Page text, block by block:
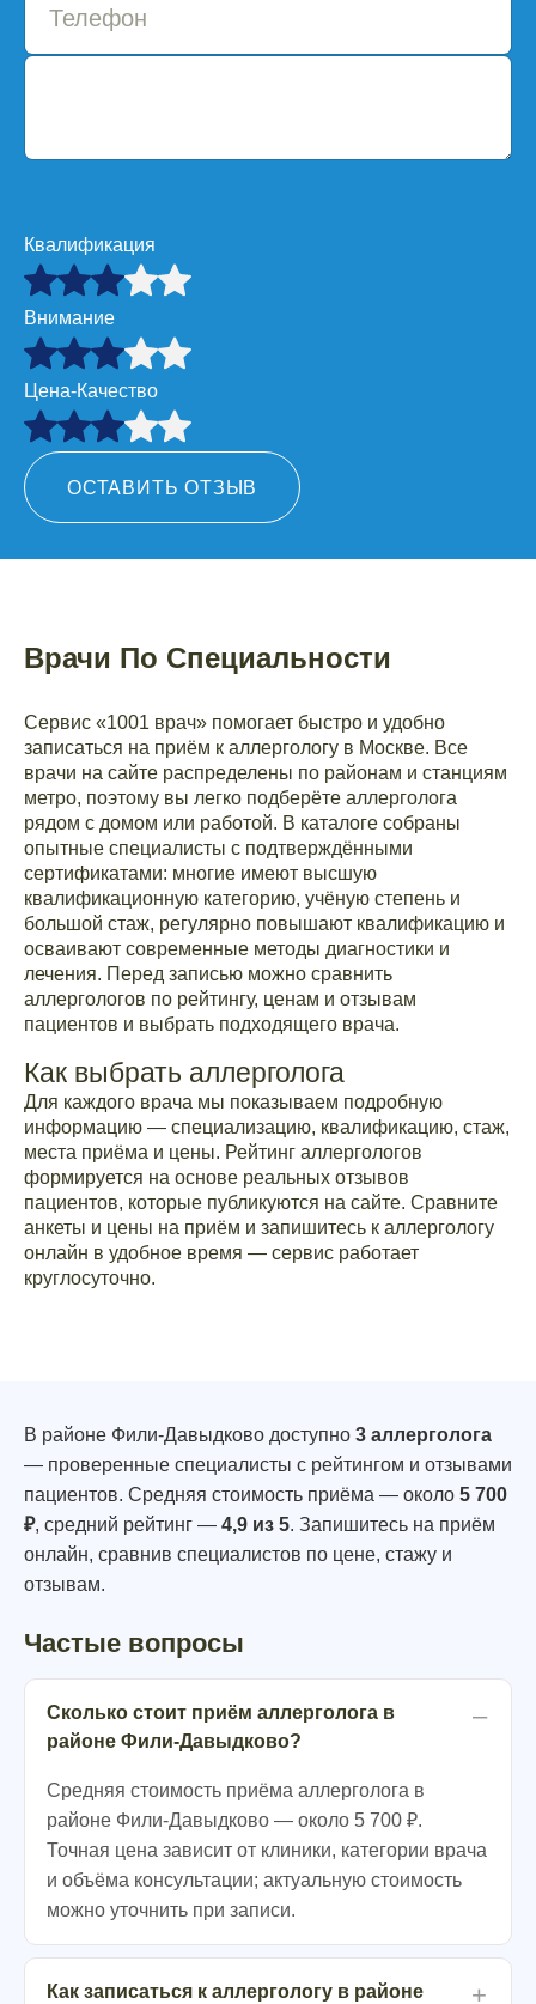
Квалификация
Внимание
Цена-Качество
ОСТАВИТЬ ОТЗЫВ
Врачи По Специальности
Сервис «1001 врач» помогает быстро и удобно
записаться на приём к аллергологу в Москве. Все
врачи на сайте распределены по районам и станциям
метро, поэтому вы легко подберёте аллерголога
рядом с домом или работой. В каталоге собраны
опытные специалисты с подтверждёнными
сертификатами: многие имеют высшую
квалификационную категорию, учёную степень и
большой стаж, регулярно повышают квалификацию и
осваивают современные методы диагностики и
лечения. Перед записью можно сравнить
аллергологов по рейтингу, ценам и отзывам
пациентов и выбрать подходящего врача.
Как выбрать аллерголога
Для каждого врача мы показываем подробную
информацию — специализацию, квалификацию, стаж,
места приёма и цены. Рейтинг аллергологов
формируется на основе реальных отзывов
пациентов, которые публикуются на сайте. Сравните
анкеты и цены на приём и запишитесь к аллергологу
онлайн в удобное время — сервис работает
круглосуточно.
В районе Фили-Давыдково доступно 3 аллерголога
— проверенные специалисты с рейтингом и отзывами
пациентов. Средняя стоимость приёма — около 5 700
₽, средний рейтинг — 4,9 из 5. Запишитесь на приём
онлайн, сравнив специалистов по цене, стажу и
отзывам.
Частые вопросы
Сколько стоит приём аллерголога в
районе Фили-Давыдково?
Средняя стоимость приёма аллерголога в
районе Фили-Давыдково — около 5 700 ₽.
Точная цена зависит от клиники, категории врача
и объёма консультации; актуальную стоимость
можно уточнить при записи.
Как записаться к аллергологу в районе